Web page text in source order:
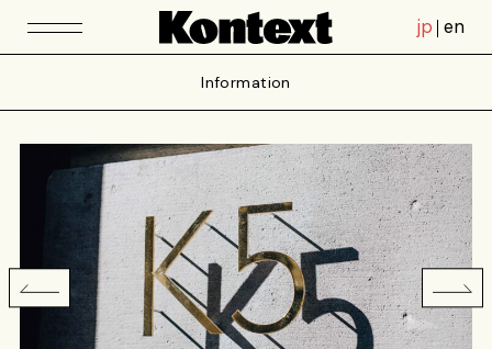
jp en
Information